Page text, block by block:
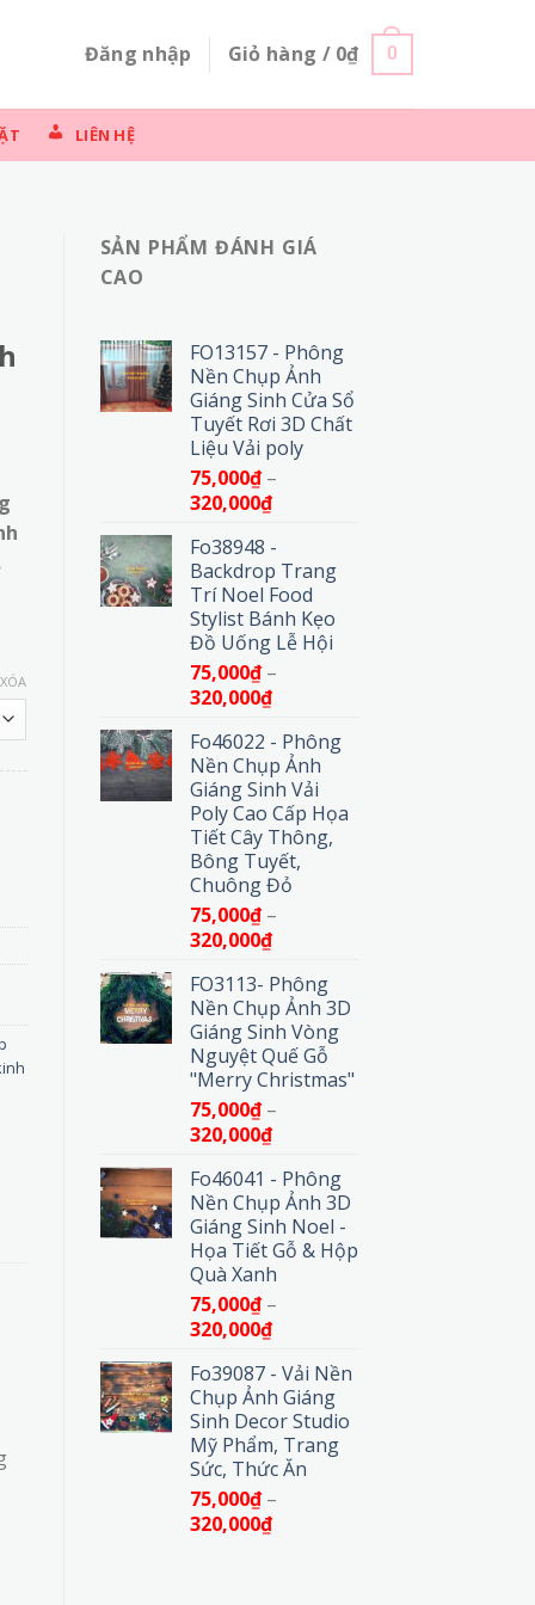
Đăng nhập Giỏ hàng / 0₫ 0
LIÊN HỆ
SẢN PHẨM ĐÁNH GIÁ
CAO
FO13157 - Phông
Nền Chụp Ảnh
Giáng Sinh Cửa Sổ
Tuyết Rơi 3D Chất
Liệu Vải poly
75,000₫ –
320,000₫Khoảng
từ
75,000₫
đến
320,000₫
Fo38948 -
Backdrop Trang
Trí Noel Food
Stylist Bánh Kẹo
Đồ Uống Lễ Hội
75,000₫ –
320,000₫Khoảng
từ
75,000₫
đến
320,000₫
Fo46022 - Phông
Nền Chụp Ảnh
Giáng Sinh Vải
Poly Cao Cấp Họa
Tiết Cây Thông,
Bông Tuyết,
Chuông Đỏ
75,000₫ –
320,000₫Khoảng
từ
75,000₫
đến
320,000₫
FO3113- Phông
Nền Chụp Ảnh 3D
Giáng Sinh Vòng
Nguyệt Quế Gỗ
"Merry Christmas"
75,000₫ –
320,000₫Khoảng
từ
75,000₫
đến
320,000₫
Fo46041 - Phông
Nền Chụp Ảnh 3D
Giáng Sinh Noel -
Họa Tiết Gỗ & Hộp
Quà Xanh
75,000₫ –
320,000₫Khoảng
từ
75,000₫
đến
320,000₫
Fo39087 - Vải Nền
Chụp Ảnh Giáng
Sinh Decor Studio
Mỹ Phẩm, Trang
Sức, Thức Ăn
75,000₫ –
320,000₫Khoảng
XÓA
Hóa Studio Kinh Dị Tuyệt Đỉnh số lượng